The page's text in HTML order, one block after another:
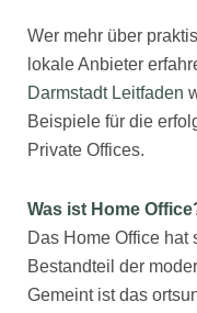
Wer mehr über
lokale Anbieter
Darmstadt Leitfaden
Beispiele für die
Private Offices.
Was ist Home
Das Home Office hat
Bestandteil der
Gemeint ist das